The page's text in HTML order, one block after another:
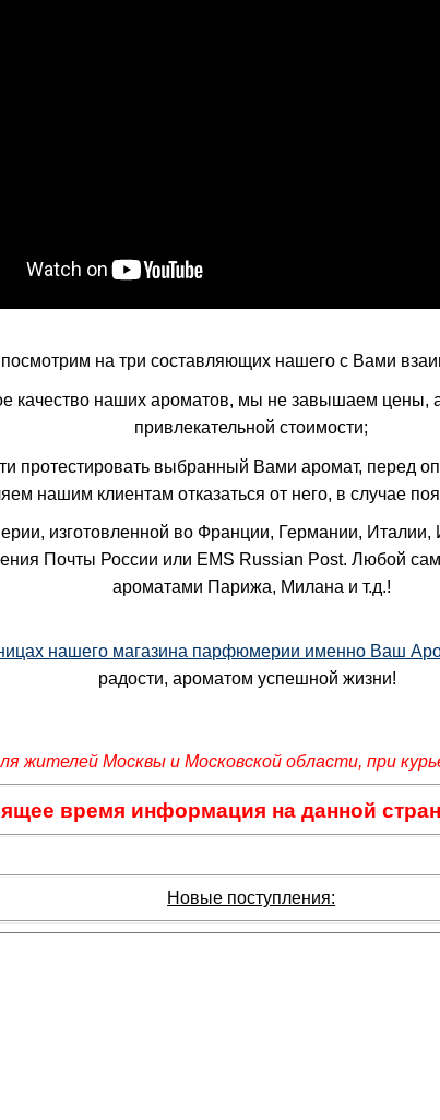
на три составляющих нашего с Вами
качество наших ароматов, мы не завышаем
привлекательной стоимости;
протестировать выбранный Вами аромат, перед
нашим клиентам отказаться от него, в случае
изготовленной во Франции, Германии,
Почты России или EMS Russian Post. Любой
ароматами Парижа, Милана и т.д.!
нашего магазина парфюмерии именно Ваш
радости, ароматом успешной жизни!
жителей Москвы и Московской области, при
время информация на данной
Новые поступления: